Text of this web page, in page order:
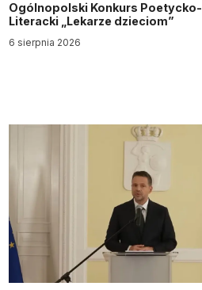
Ogólnopolski Konkurs Poetycko-
Literacki „Lekarze dzieciom”
6 sierpnia 2026